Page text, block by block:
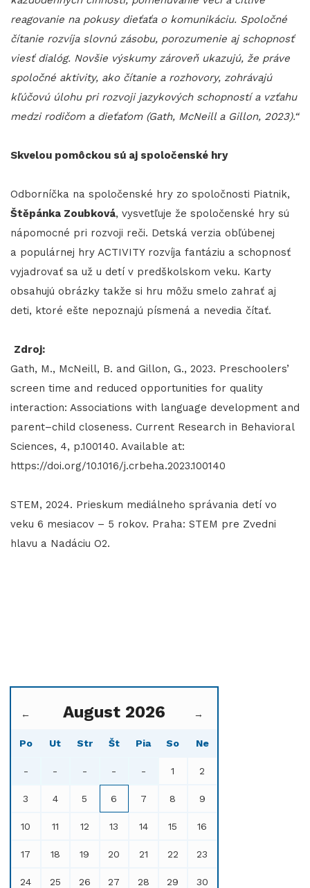
reagovanie na pokusy dieťaťa o komunikáciu. Spoločné
čítanie rozvíja slovnú zásobu, porozumenie aj schopnosť
viesť dialóg. Novšie výskumy zároveň ukazujú, že práve
spoločné aktivity, ako čítanie a rozhovory, zohrávajú
kľúčovú úlohu pri rozvoji jazykových schopností a vzťahu
medzi rodičom a dieťaťom (Gath, McNeill a Gillon, 2023).“
Skvelou pomôckou sú aj spoločenské hry
Odborníčka na spoločenské hry zo spoločnosti Piatnik,
Štěpánka Zoubková, vysvetľuje že spoločenské hry sú
nápomocné pri rozvoji reči. Detská verzia obľúbenej
a populárnej hry ACTIVITY rozvíja fantáziu a schopnosť
vyjadrovať sa už u detí v predškolskom veku. Karty
obsahujú obrázky takže si hru môžu smelo zahrať aj
deti, ktoré ešte nepoznajú písmená a nevedia čítať.
Zdroj:
Gath, M., McNeill, B. and Gillon, G., 2023. Preschoolers’
screen time and reduced opportunities for quality
interaction: Associations with language development and
parent–child closeness. Current Research in Behavioral
Sciences, 4, p.100140. Available at:
https://doi.org/10.1016/j.crbeha.2023.100140
STEM, 2024. Prieskum mediálneho správania detí vo
veku 6 mesiacov – 5 rokov. Praha: STEM pre Zvedni
hlavu a Nadáciu O2.
← August 2026 →
Po Ut Str Št Pia So Ne
- - - - - 1 2
3 4 5 6 7 8 9
10 11 12 13 14 15 16
17 18 19 20 21 22 23
24 25 26 27 28 29 30